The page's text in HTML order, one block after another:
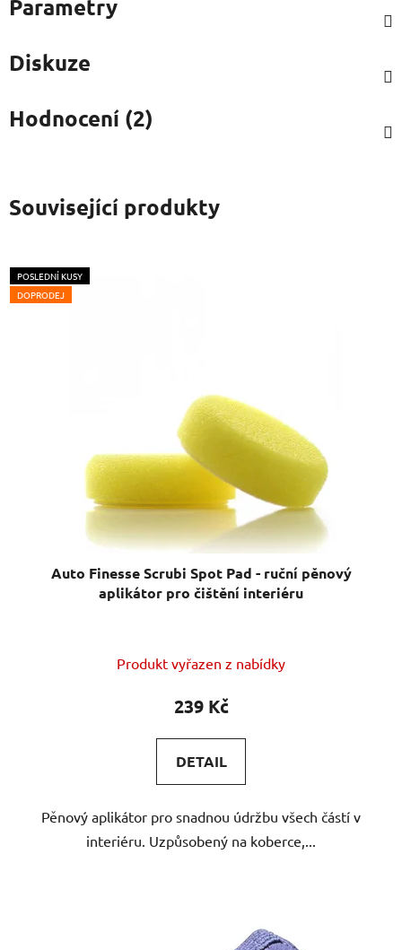
Parametry
Diskuze
Hodnocení (2)
Související produkty
POSLEDNÍ KUSY
DOPRODEJ
Auto Finesse Scrubi Spot Pad - ruční pěnový
aplikátor pro čištění interiéru
Produkt vyřazen z nabídky
239 Kč
DETAIL
Pěnový aplikátor pro snadnou údržbu všech částí v
interiéru. Uzpůsobený na koberce,...